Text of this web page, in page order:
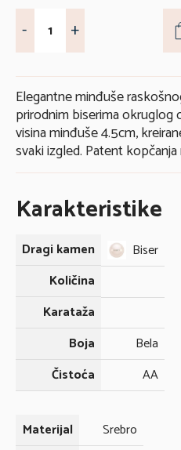
- +
Elegantne minđuše
prirodnim biserima okruglog
visina minđuše 4.5cm,
svaki izgled. Patent kopčanja
Karakteristike
Dragi kamen
Količina
Karataža
Boja
Čistoća
Biser
Bela
AA
Materijal
Srebro